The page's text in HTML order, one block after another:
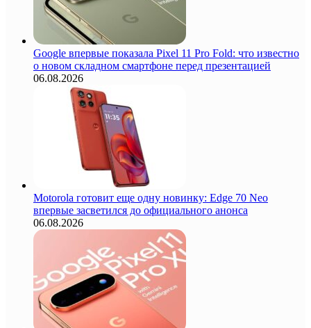
Google впервые показала Pixel 11 Pro Fold: что известно
о новом складном смартфоне перед презентацией
06.08.2026
Motorola готовит еще одну новинку: Edge 70 Neo
впервые засветился до официального анонса
06.08.2026